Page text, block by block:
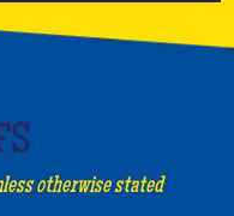
otherwise stated